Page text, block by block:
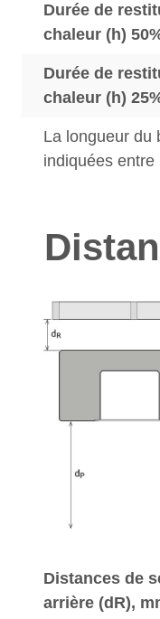
Durée de
chaleur (h)
Durée de
chaleur (h)
La longueur du
indiquées
Distances de
arrière (dR),